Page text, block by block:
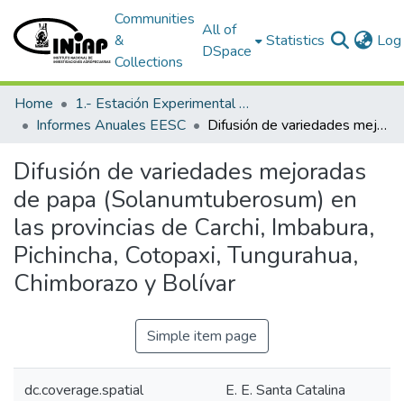
Communities
&
Collections
All of
DSpace
Statistics
Home
1.- Estación Experimental Santa Catalina
Informes Anuales EESC
Difusión de variedades mejoradas de papa (Solanumtuberosum) en las provincias de Carchi, Imbabura, Pichincha, Cotopaxi, Tungurahua, Chimborazo y Bolívar
Difusión de variedades mejoradas
de papa (Solanumtuberosum) en
las provincias de Carchi, Imbabura,
Pichincha, Cotopaxi, Tungurahua,
Chimborazo y Bolívar
Simple item page
dc.coverage.spatial E. E. Santa Catalina